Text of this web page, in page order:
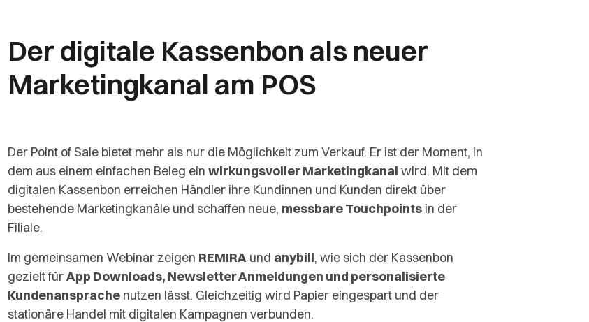
Der digitale Kassenbon als neuer
Marketingkanal am POS
Der Point of Sale bietet mehr als nur die Möglichkeit zum Verkauf. Er ist der Moment, in
dem aus einem einfachen Beleg ein wirkungsvoller Marketingkanal wird. Mit dem
digitalen Kassenbon erreichen Händler ihre Kundinnen und Kunden direkt über
bestehende Marketingkanäle und schaffen neue, messbare Touchpoints in der
Filiale.
Im gemeinsamen Webinar zeigen REMIRA und anybill, wie sich der Kassenbon
gezielt fürApp Downloads, Newsletter Anmeldungen und personalisierte
Kundenansprache nutzen lässt. Gleichzeitig wird Papier eingespart und der
stationäre Handel mit digitalen Kampagnen verbunden.